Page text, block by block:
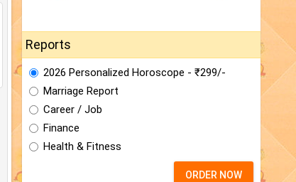
Reports
2026 Personalized Horoscope - ₹299/-
Marriage Report
Career / Job
Finance
Health & Fitness
ORDER NOW